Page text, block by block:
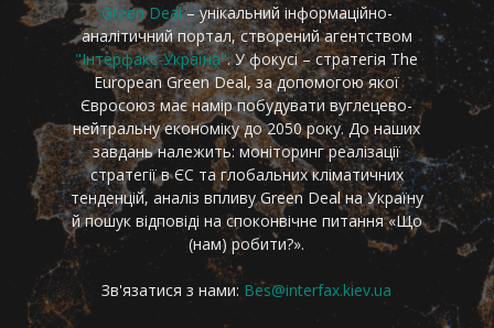
Green Deal– унікальний інформаційно-
аналітичний портал, створений агентством
"Інтерфакс-Україна". У фокусі – стратегія The
European Green Deal, за допомогою якої
Євросоюз має намір побудувати вуглецево-
нейтральну економіку до 2050 року. До наших
завдань належить: моніторинг реалізації
стратегії в ЄС та глобальних кліматичних
тенденцій, аналіз впливу Green Deal на Україну
й пошук відповіді на споконвічне питання «Що
(нам) робити?».
Зв'язатися з нами: Bes@interfax.kiev.ua